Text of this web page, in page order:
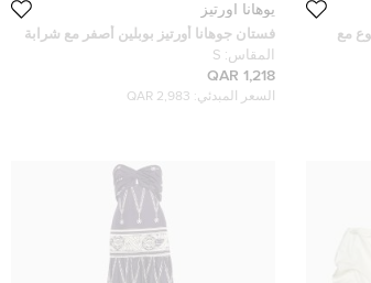
مع
يوهانا اورتيز
فستان جوهانا أورتيز بوبلين أصفر مع شرابة
متدرجة ميدي مقاس صغير (سمول)
المقاس: S
1,218 QAR
السعر المبدئي: 2,983 QAR